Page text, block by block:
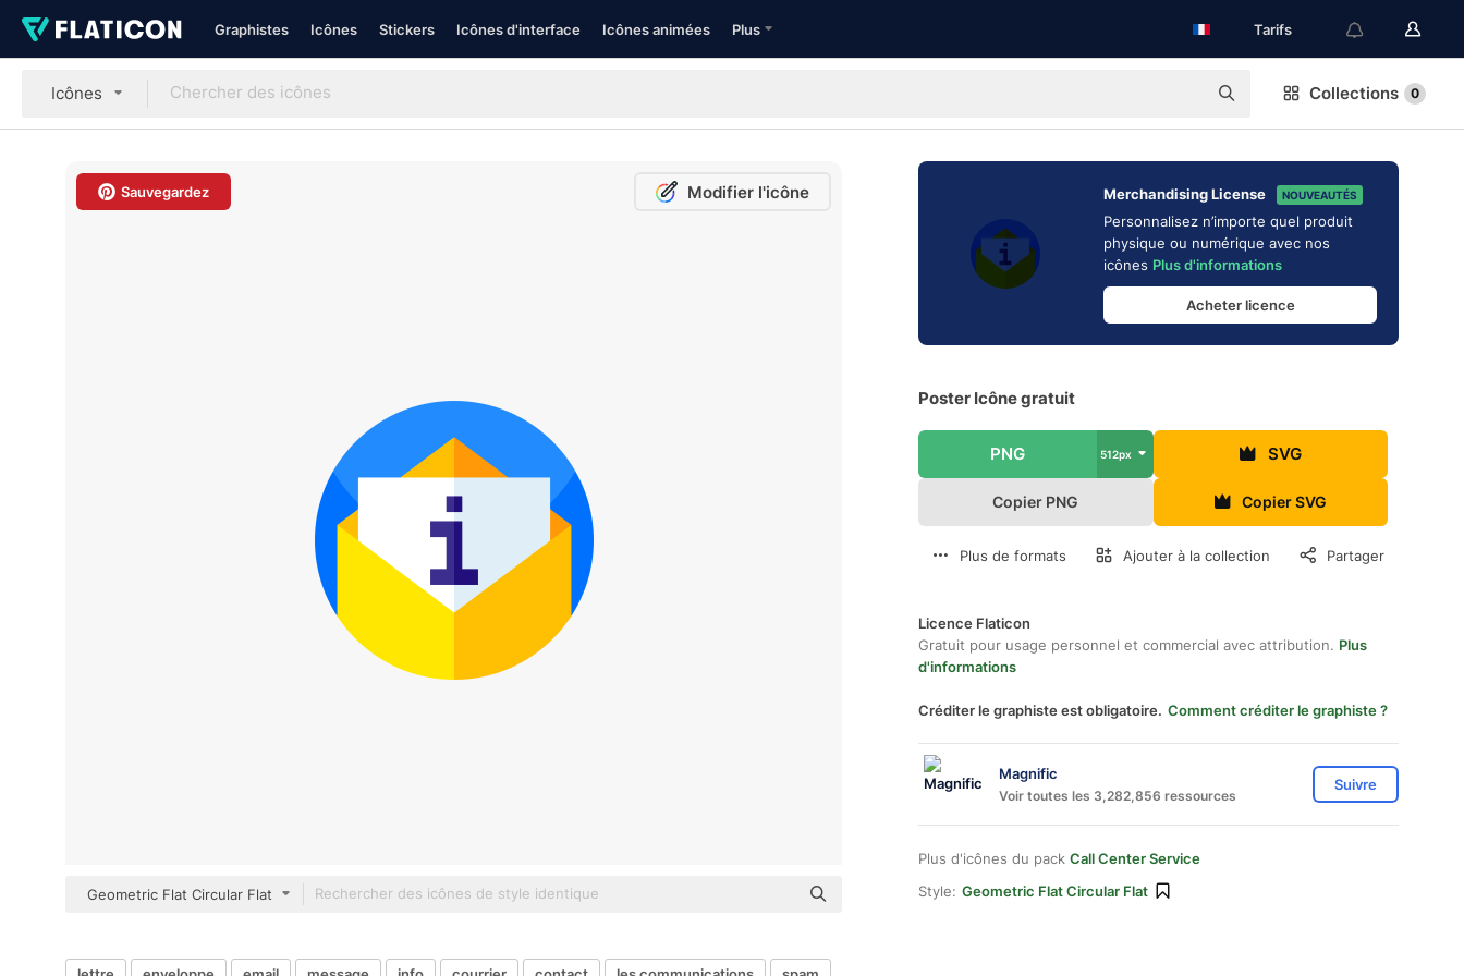
Graphistes Icônes Stickers Icônes d'interface Icônes animées Plus Tarifs
Icônes Collections 0
Sauvegardez Modifier l'icône
Geometric Flat Circular Flat
Merchandising License NOUVEAUTÉS
Personnalisez n’importe quel produit
physique ou numérique avec nos
icônes Plus d'informations
Acheter licence
Poster Icône gratuit
PNG 512px SVG
Copier PNG Copier SVG
Plus de formats Ajouter à la collection Partager
Licence Flaticon
Gratuit pour usage personnel et commercial avec attribution. Plus
d'informations
Créditer le graphiste est obligatoire. Comment créditer le graphiste ?
Magnific
Voir toutes les 3,282,856 ressources
Suivre
Plus d'icônes du pack Call Center Service
Style: Geometric Flat Circular Flat